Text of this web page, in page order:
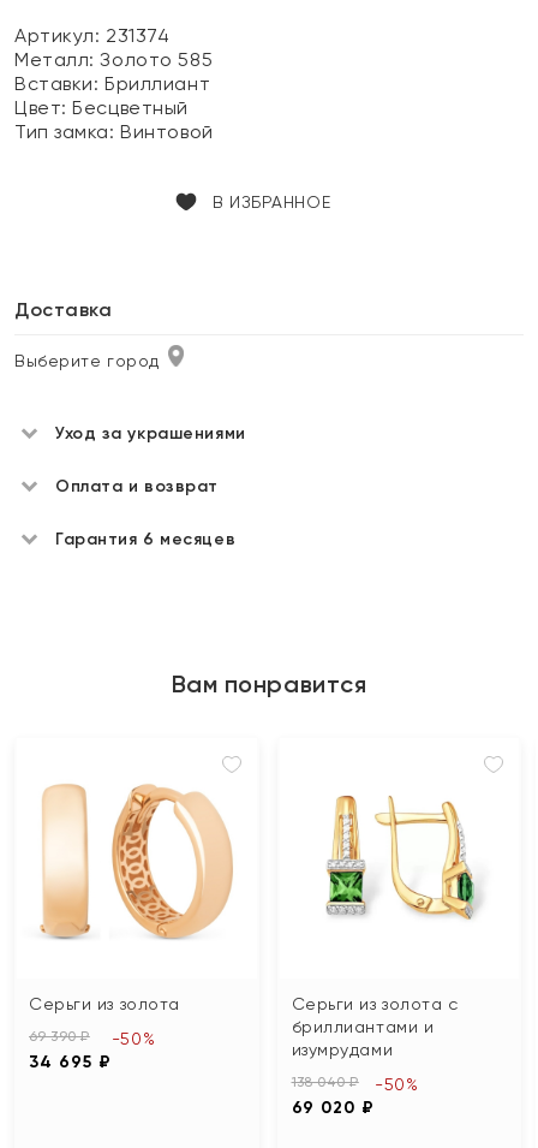
Артикул: 231374
Металл:Золото 585
Вставки:Бриллиант
Цвет:Бесцветный
Тип замка:Винтовой
В ИЗБРАННОЕ
Доставка
Выберите город
Уход за украшениями
Оплата и возврат
Гарантия 6 месяцев
Вам понравится
Серьги из золота
69 390 ₽
34 695 ₽
-50%
Серьги из золота с
бриллиантами и
изумрудами
138 040 ₽
69 020 ₽
-50%